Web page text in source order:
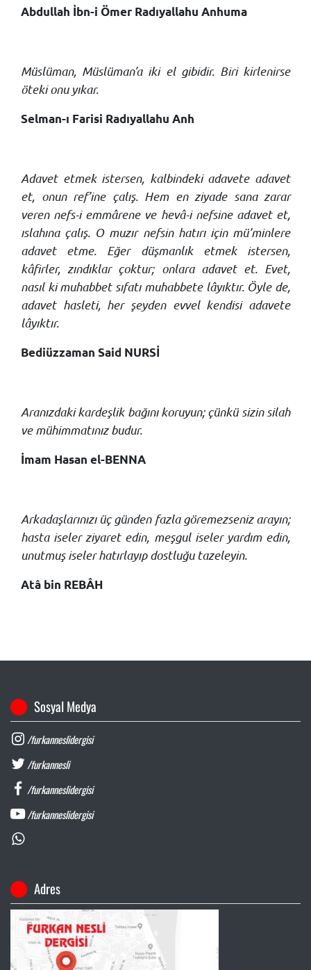
Abdullah İbn-i Ömer Radıyallahu Anhuma
Müslüman, Müslüman’a iki el gibidir. Biri kirlenirse
öteki onu yıkar.
Selman-ı Farisi Radıyallahu Anh
Adavet etmek istersen, kalbindeki adavete adavet
et, onun ref’ine çalış. Hem en ziyade sana zarar
veren nefs-i emmârene ve hevâ-i nefsine adavet et,
ıslahına çalış. O muzır nefsin hatırı için mü’minlere
adavet etme. Eğer düşmanlık etmek istersen,
kâfirler, zındıklar çoktur; onlara adavet et. Evet,
nasıl ki muhabbet sıfatı muhabbete lâyıktır. Öyle de,
adavet hasleti, her şeyden evvel kendisi adavete
lâyıktır.
Bediüzzaman Said NURSİ
Aranızdaki kardeşlik bağını koruyun; çünkü sizin silah
ve mühimmatınız budur.
İmam Hasan el-BENNA
Arkadaşlarınızı üç günden fazla göremezseniz arayın;
hasta iseler ziyaret edin, meşgul iseler yardım edin,
unutmuş iseler hatırlayıp dostluğu tazeleyin.
Atâ bin REBÂH
Sosyal Medya
/furkanneslidergisi
/furkannesli
/furkanneslidergisi
/furkanneslidergisi
Adres